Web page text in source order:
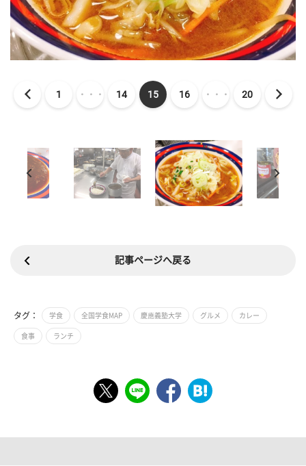
1 ・・・ 14 15 16 ・・・ 20
記事ページへ戻る
タグ： 学食 全国学食MAP 慶應義塾大学 グルメ カレー
食事 ランチ